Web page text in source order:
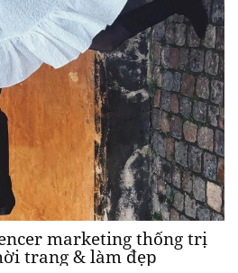
marketing thống trị
trang & làm đẹp